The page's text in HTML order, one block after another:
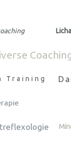
Training